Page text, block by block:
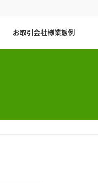
お取引会社様業態例